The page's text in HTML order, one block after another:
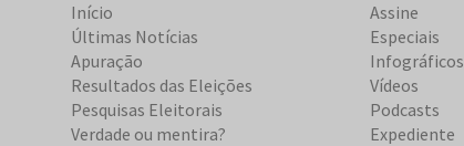
Início
Últimas Notícias
Apuração
Resultados das Eleições
Pesquisas Eleitorais
Verdade ou mentira?
Assine
Especiais
Infográficos
Vídeos
Podcasts
Expediente